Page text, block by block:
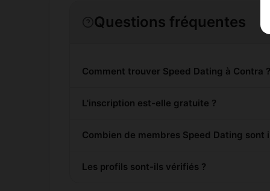
Questions fréquentes
Comment trouver Speed Dating à Contra ?
L'inscription est-elle gratuite ?
Combien de membres Speed Dating sont
Les profils sont-ils vérifiés ?